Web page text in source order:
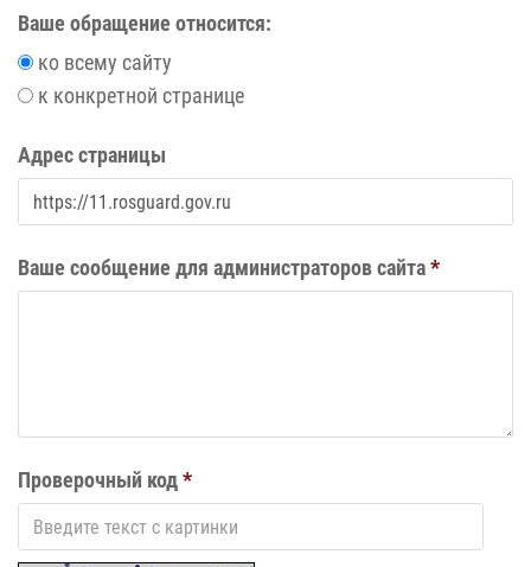
Ваше обращение относится:
ко всему сайту
к конкретной странице
Адрес страницы
Ваше сообщение для администраторов сайта*
Проверочный код*